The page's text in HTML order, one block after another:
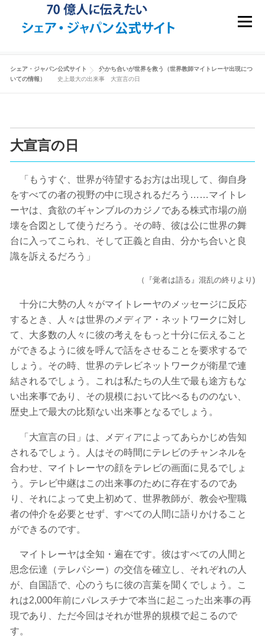
コンテンツへスキップ
メニ
史上最大の出来事 大宣言の日
シェア・ジャパン公式サイト
分かち合いが世界を救う（世界教師マイトレーヤ出現につ
いての情報）
史上最大の出来事 大宣言の日
大宣言の日
「もうすぐ、世界が待望するお方は出現して、御自身
をすべての者の視野の中に現されるだろう……マイトレ
ーヤは、貪欲のギャンブルのカジノである株式市場の崩
壊を合図として使うだろう。その時、彼は公に世界の舞
台に入ってこられ、そして正義と自由、分かち合いと良
識を訴えるだろう」
（『覚者は語る』混乱の終りより)
十分に大勢の人々がマイトレーヤのメッセージに反応
するとき、人々は世界のメディア・ネットワークに対し
て、大多数の人々に彼の考えをもっと十分に伝えること
ができるように彼を呼んで話をさせることを要求するで
しょう。その時、世界のテレビネットワークが衛星で連
結されるでしょう。これは私たちの人生で最も途方もな
い出来事であり、その規模において比べるもののない、
歴史上で最大の比類ない出来事となるでしょう。
「大宣言の日」は、メディアによってあらかじめ告知
されるでしょう。人はその時間にテレビのチャンネルを
合わせ、マイトレーヤの顔をテレビの画面に見るでしょ
う。テレビ中継はこの出来事のために存在するのであ
り、それによって史上初めて、世界教師が、教会や聖職
者の仲介を必要とせず、すべての人間に語りかけること
ができるのです。
マイトレーヤは全知・遍在です。彼はすべての人間と
思念伝達（テレパシー）の交信を確立し、それぞれの人
が、自国語で、心のうちに彼の言葉を聞くでしょう。こ
れは2,000年前にパレスチナで本当に起こった出来事の再
現であり、ただ今回はそれが世界的規模で起こるので
す。